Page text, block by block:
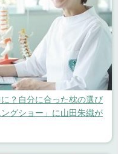
？自分に合った枕の選び
グショー」に山田朱織が